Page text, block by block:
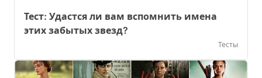
Тест: Удастся ли вам вспомнить имена
этих забытых звезд?
Тесты